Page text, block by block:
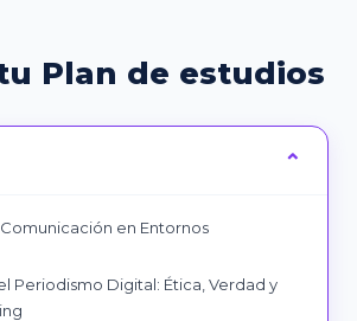
Plan de estudios
en Entornos
Periodismo Digital: Ética, Verdad y